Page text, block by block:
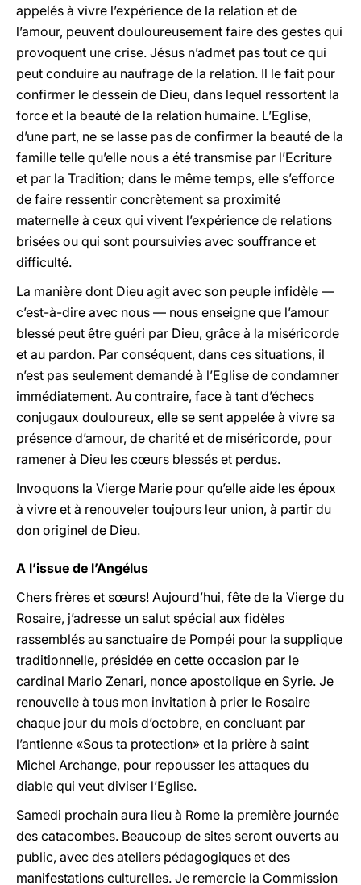
appelés à vivre l’expérience de la relation et de
l’amour, peuvent douloureusement faire des gestes qui
provoquent une crise. Jésus n’admet pas tout ce qui
peut conduire au naufrage de la relation. Il le fait pour
confirmer le dessein de Dieu, dans lequel ressortent la
force et la beauté de la relation humaine. L’Eglise,
d’une part, ne se lasse pas de confirmer la beauté de la
famille telle qu’elle nous a été transmise par l’Ecriture
et par la Tradition; dans le même temps, elle s’efforce
de faire ressentir concrètement sa proximité
maternelle à ceux qui vivent l’expérience de relations
brisées ou qui sont poursuivies avec souffrance et
difficulté.
La manière dont Dieu agit avec son peuple infidèle —
c’est-à-dire avec nous — nous enseigne que l’amour
blessé peut être guéri par Dieu, grâce à la miséricorde
et au pardon. Par conséquent, dans ces situations, il
n’est pas seulement demandé à l’Eglise de condamner
immédiatement. Au contraire, face à tant d’échecs
conjugaux douloureux, elle se sent appelée à vivre sa
présence d’amour, de charité et de miséricorde, pour
ramener à Dieu les cœurs blessés et perdus.
Invoquons la Vierge Marie pour qu’elle aide les époux
à vivre et à renouveler toujours leur union, à partir du
don originel de Dieu.
A l’issue de l’Angélus
Chers frères et sœurs! Aujourd’hui, fête de la Vierge du
Rosaire, j’adresse un salut spécial aux fidèles
rassemblés au sanctuaire de Pompéi pour la supplique
traditionnelle, présidée en cette occasion par le
cardinal Mario Zenari, nonce apostolique en Syrie. Je
renouvelle à tous mon invitation à prier le Rosaire
chaque jour du mois d’octobre, en concluant par
l’antienne «Sous ta protection» et la prière à saint
Michel Archange, pour repousser les attaques du
diable qui veut diviser l’Eglise.
Samedi prochain aura lieu à Rome la première journée
des catacombes. Beaucoup de sites seront ouverts au
public, avec des ateliers pédagogiques et des
manifestations culturelles. Je remercie la Commission